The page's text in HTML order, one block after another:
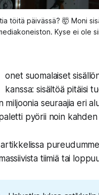
töitä päivässä? 🤯 Moni
Kyse ei ole
onet suomalaiset
kanssa: sisältöä pitäisi
miljoonia seuraajia eri
pyörii noin
artikkelissa
tiimiä tai